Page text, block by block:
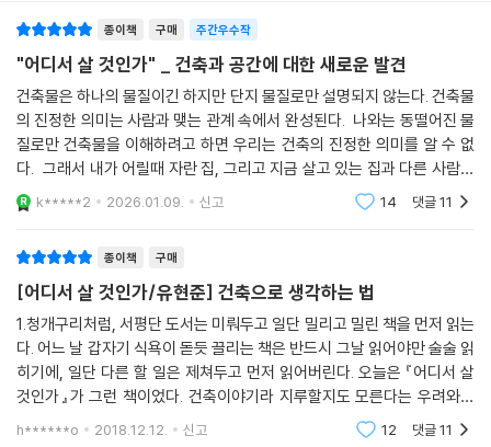
도록 학교 건물은 더 작은 규모로 나누어져야 하며, 그 앞에는 다양한 모습
으로 놀 수 있는 갖가지 모양의 작은 마당과 외부 공간이 있어야 한다고 말
한다. 여건이 안 되면 테라스라도 만들고, 다양한 형태와 높이의 천장과 다
양한 모양의 교실도 필요하다. ‘공간이 사람을 만든다’는 말이 학교 이야기
에서 더 절실하게 와 닿을 수밖에 없다. 학교에서 크는 아이들이 우리 사회
를 만들어 갈 것이기 때문이다.
고대 건축물 괴베클리 테페부터 미래 도시의 지하 농장과 도로 발전소까
익선동의 골목길부터 두바이의 부르즈 할리파까지,
파라오와 진시황제가 싸우면 누가 이길까? 우리가 역사를 가정할 수는 없
지만 건축과 공간이라는 측면에서 보면 이 물음에 대한 나름의 답을 내릴
수 있다. 파라오와 진시황제는 권력의 과시와 생존을 위해 ‘피라미드’와 ‘만
리장성’이라는 거대한 건물을 지었다. 이 건물들이 온몸으로 내뿜고 있는
거대한 무게를 운동에너지와 위치에너지의 공식으로 환산해 보면 둘의 힘
종이책 구매 주간우수작
"어디서 살 것인가" _ 건축과 공간에 대한 새로운 발견
건축물은 하나의 물질이긴 하지만 단지 물질로만 설명되지 않는다. 건축물
의 진정한 의미는 사람과 맺는 관계 속에서 완성된다. 나와는 동떨어진 물
질로만 건축물을 이해하려고 하면 우리는 건축의 진정한 의미를 알 수 없
다. 그래서 내가 어릴때 자란 집, 그리고 지금 살고 있는 집과 다른 사람의
집은 완전히 다른 의미의 집이 된다. 이렇듯 사람과 건축은 불가분의 관계
이다. 건축
k*****2 2026.01.09. 신고 14 댓글11
종이책 구매
[어디서 살 것인가/유현준] 건축으로 생각하는 법
1.청개구리처럼, 서평단 도서는 미뤄두고 일단 밀리고 밀린 책을 먼저 읽는
다. 어느 날 갑자기 식욕이 돋듯 끌리는 책은 반드시 그날 읽어야만 술술 읽
히기에, 일단 다른 할 일은 제쳐두고 먼저 읽어버린다. 오늘은 『어디서 살
것인가』가 그런 책이었다. 건축이야기라 지루할지도 모른다는 우려와는
달리, 건축을 통해서 본 우리 삶의 이야기다. 물론, 건축과 관련되어 있는
h******o 2018.12.12. 신고 12 댓글11